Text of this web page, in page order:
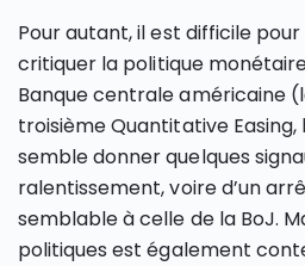
Pour autant, il est difficile
critiquer la politique
Banque centrale américaine
troisième Quantitative Easing,
semble donner quelques
ralentissement, voire d’un
semblable à celle de la BoJ.
politiques est également